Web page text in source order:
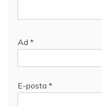
Ad *
E-posta *